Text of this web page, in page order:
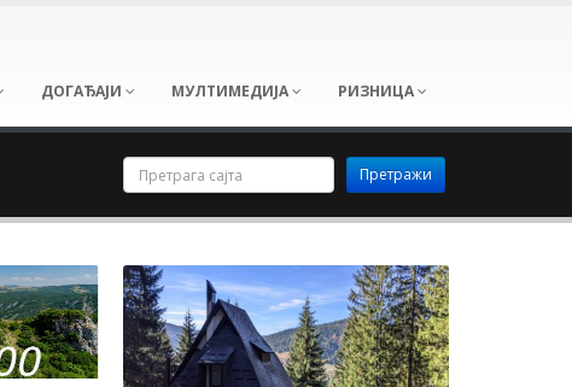
ДОГАЂАЈИ МУЛТИМЕДИЈА РИЗНИЦА